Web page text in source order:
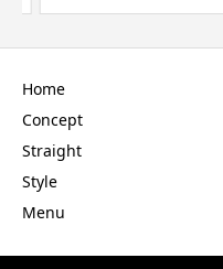
Home
Concept
Straight
Style
Menu